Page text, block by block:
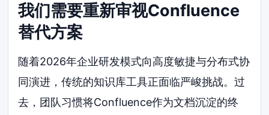
我们需要重新审视Confluence
替代方案
随着2026年企业研发模式向高度敏捷与分布式协
同演进，传统的知识库工具正面临严峻挑战。过
去，团队习惯将Confluence作为文档沉淀的终